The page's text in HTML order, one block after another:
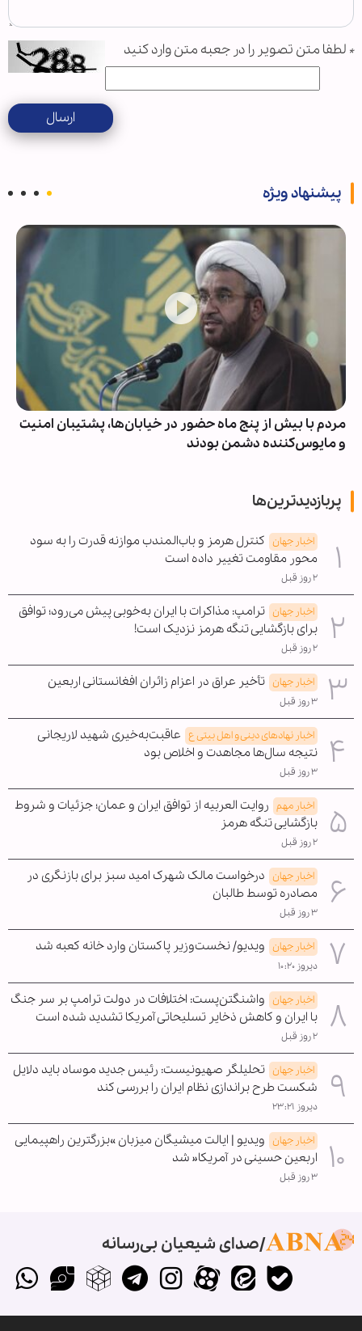
* لطفا متن تصویر را در جعبه متن وارد کنید
ارسال
پیشنهاد ویژه
پیام مشترک رئیس کل دادگستری استان فارس و دادستان
مرکز استان به مناسبت هفدهم مرداد، روز خبرنگار
پربازدیدترین‌ها
اخبار جهان کنترل هرمز و باب‌المندب موازنه قدرت را به سود
محور مقاومت تغییر داده است
۲ روز قبل
اخبار جهان ترامپ: مذاکرات با ایران به‌خوبی پیش می‌رود؛ توافق
برای بازگشایی تنگه هرمز نزدیک است!
۲ روز قبل
اخبار جهان تأخیر عراق در اعزام زائران افغانستانی اربعین
۳ روز قبل
اخبار نهادهای دینی و اهل بیتی ع عاقبت‌به‌خیری شهید لاریجانی
نتیجه سال‌ها مجاهدت و اخلاص بود
۳ روز قبل
اخبار مهم روایت العربیه از توافق ایران و عمان؛ جزئیات و شروط
بازگشایی تنگه هرمز
۲ روز قبل
اخبار جهان درخواست مالک شهرک امید سبز برای بازنگری در
مصادره توسط طالبان
۳ روز قبل
اخبار جهان ویدیو/ نخست‌وزیر پاکستان وارد خانه کعبه شد
دیروز ۱۰:۲۰
اخبار جهان واشنگتن‌پست: اختلافات در دولت ترامپ بر سر جنگ
با ایران و کاهش ذخایر تسلیحاتی آمریکا تشدید شده است
۲ روز قبل
اخبار جهان تحلیلگر صهیونیست: رئیس جدید موساد باید دلایل
شکست طرح براندازی نظام ایران را بررسی کند
دیروز ۲۳:۲۱
اخبار جهان ویدیو | ایالت میشیگان میزبان »بزرگترین راهپیمایی
اربعین حسینی در آمریکا« شد
۳ روز قبل
صدای شیعیان بی‌رسانه